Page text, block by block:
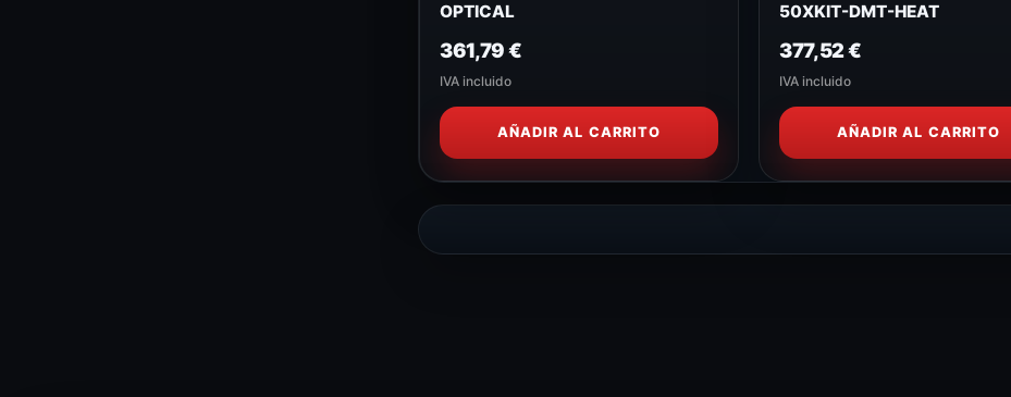
OPTICAL
361,79€
IVA incluido
AÑADIR AL CARRITO
50XKIT-DMT-HEAT
377,52€
IVA incluido
AÑADIR AL CARRITO